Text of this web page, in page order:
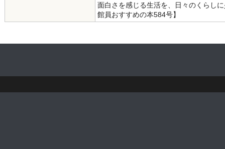
面白さを感じる生活を、日々のくらし
館員おすすめの本584号】